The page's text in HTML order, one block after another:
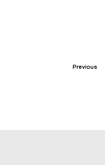
Previous